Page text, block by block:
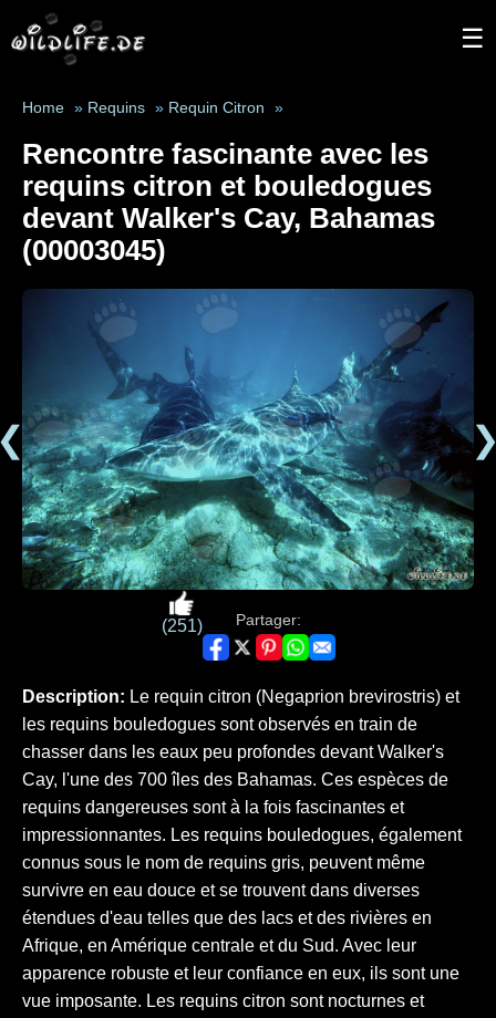
☰
Home » Requins » Requin Citron »
Rencontre fascinante avec les
requins citron et bouledogues
devant Walker's Cay, Bahamas
(00003045)
(251) Partager:
Description: Le requin citron (Negaprion brevirostris) et
les requins bouledogues sont observés en train de
chasser dans les eaux peu profondes devant Walker's
Cay, l'une des 700 îles des Bahamas. Ces espèces de
requins dangereuses sont à la fois fascinantes et
impressionnantes. Les requins bouledogues, également
connus sous le nom de requins gris, peuvent même
survivre en eau douce et se trouvent dans diverses
étendues d'eau telles que des lacs et des rivières en
Afrique, en Amérique centrale et du Sud. Avec leur
apparence robuste et leur confiance en eux, ils sont une
vue imposante. Les requins citron sont nocturnes et